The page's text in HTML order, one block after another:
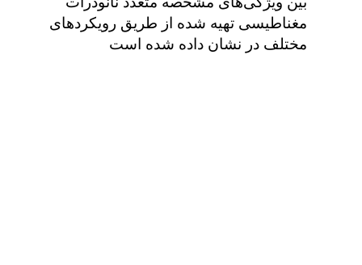
مغناطیسی تهیه شده از طریق رویکردهای
مختلف در نشان داده شده است